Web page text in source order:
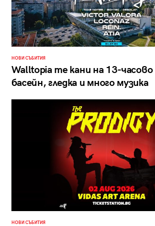
НОВИ СЪБИТИЯ
Walltopia те кани на 13-
басейн, гледка и много музика
НОВИ СЪБИТИЯ